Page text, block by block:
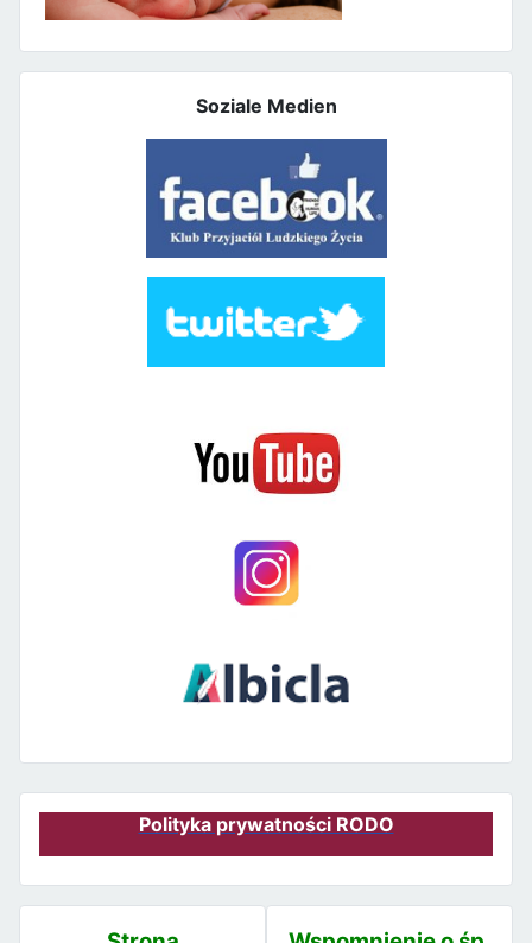
Soziale Medien
Polityka prywatności RODO